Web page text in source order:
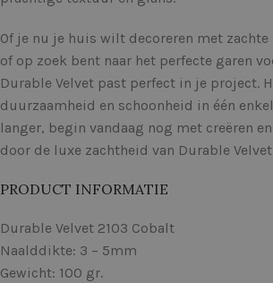
Of je nu je huis wilt decoreren met zachte
of op zoek bent naar het perfecte garen
Durable Velvet past perfect in je project.
duurzaamheid en schoonheid in één
langer, begin vandaag nog met creëren
door de luxe zachtheid van Durable
PRODUCT INFORMATIE
Durable Velvet 2103 Cobalt
Naalddikte: 3 – 5mm
Gewicht: 100 gr.